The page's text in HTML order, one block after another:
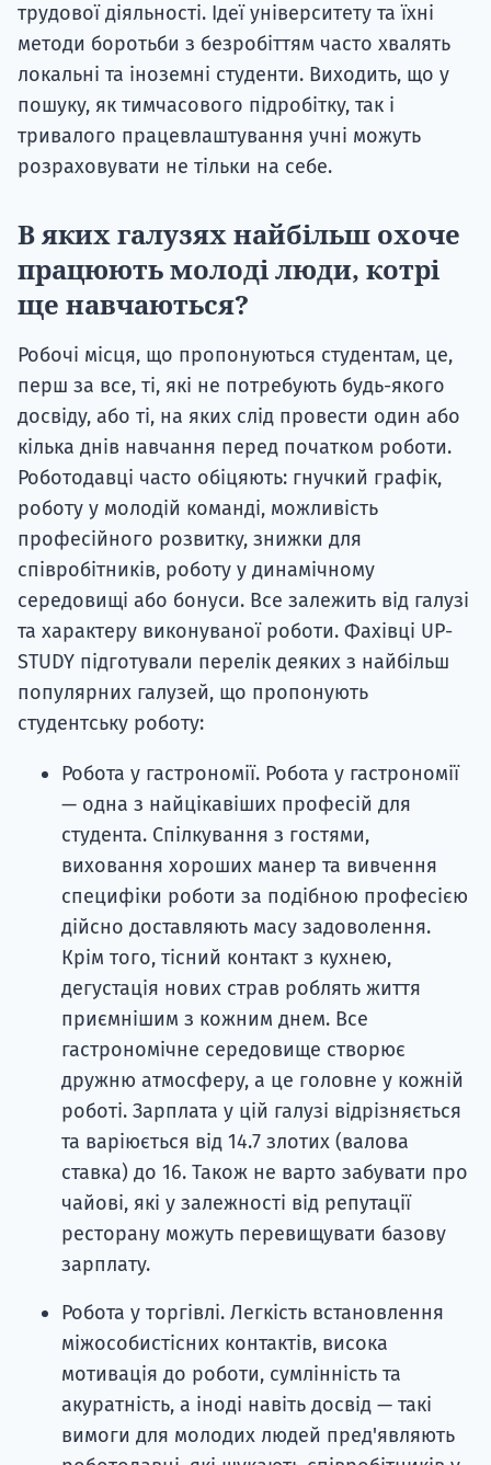
трудової діяльності. Ідеї ​​університету та їхні
методи боротьби з безробіттям часто хвалять
локальні та іноземні студенти. Виходить, що у
пошуку, як тимчасового підробітку, так і
тривалого працевлаштування учні можуть
розраховувати не тільки на себе.
В яких галузях найбільш охоче
працюють молоді люди, котрі
ще навчаються?
Робочі місця, що пропонуються студентам, це,
перш за все, ті, які не потребують будь-якого
досвіду, або ті, на яких слід провести один або
кілька днів навчання перед початком роботи.
Роботодавці часто обіцяють: гнучкий графік,
роботу у молодій команді, можливість
професійного розвитку, знижки для
співробітників, роботу у динамічному
середовищі або бонуси. Все залежить від галузі
та характеру виконуваної роботи. Фахівці UP-
STUDY підготували перелік деяких з найбільш
популярних галузей, що пропонують
студентську роботу:
Робота у гастрономії. Робота у гастрономії
— одна з найцікавіших професій для
студента. Спілкування з гостями,
виховання хороших манер та вивчення
специфіки роботи за подібною професією
дійсно доставляють масу задоволення.
Крім того, тісний контакт з кухнею,
дегустація нових страв роблять життя
приємнішим з кожним днем. Все
гастрономічне середовище створює
дружню атмосферу, а це головне у кожній
роботі. Зарплата у цій галузі відрізняється
та варіюється від 14.7 злотих (валова
ставка) до 16. Також не варто забувати про
чайові, які у залежності від репутації
ресторану можуть перевищувати базову
зарплату.
Робота у торгівлі. Легкість встановлення
міжособистісних контактів, висока
мотивація до роботи, сумлінність та
акуратність, а іноді навіть досвід — такі
вимоги для молодих людей пред'являють